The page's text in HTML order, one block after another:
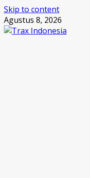
Skip to content
Agustus 8, 2026